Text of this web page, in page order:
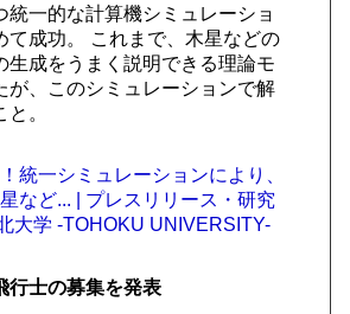
統一的な計算機シミュレーショ
て成功。 これまで、木星などの
生成をうまく説明できる理論モ
が、このシミュレーションで解
。
統一シミュレーションにより、
など... | プレスリリース・研究
大学 -TOHOKU UNIVERSITY-
行士の募集を発表